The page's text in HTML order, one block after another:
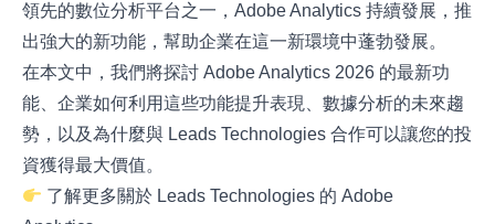
領先的數位分析平台之一，Adobe Analytics 持續發展，推
出強大的新功能，幫助企業在這一新環境中蓬勃發展。
在本文中，我們將探討 Adobe Analytics 2026 的最新功
能、企業如何利用這些功能提升表現、數據分析的未來趨
勢，以及為什麼與 Leads Technologies 合作可以讓您的投
資獲得最大價值。
了解更多關於 Leads Technologies 的 Adobe